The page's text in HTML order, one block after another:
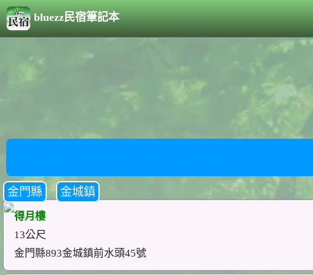
bluezz民宿筆記本
金門縣 金城鎮
得月樓
13公尺
金門縣893金城鎮前水頭45號